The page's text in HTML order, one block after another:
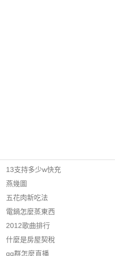
13支持多少w快充
燕幾圖
五花肉新吃法
電鍋怎麼蒸東西
2012歌曲排行
什麼是房屋契稅
qq群怎麼直播